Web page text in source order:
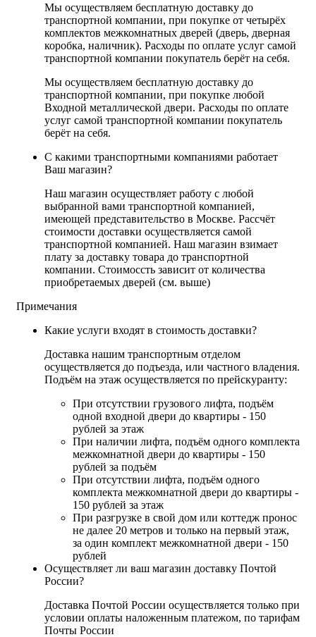
Мы осуществляем бесплатную доставку до
транспортной компании, при покупке от четырёх
комплектов межкомнатных дверей (дверь, дверная
коробка, наличник). Расходы по оплате услуг самой
транспортной компании покупатель берёт на себя.
Мы осуществляем бесплатную доставку до
транспортной компании, при покупке любой
Входной металлической двери. Расходы по оплате
услуг самой транспортной компании покупатель
берёт на себя.
С какими транспортными компаниями работает
Ваш магазин?
Наш магазин осуществляет работу с любой
выбранной вами транспортной компанией,
имеющей представительство в Москве. Рассчёт
стоимости доставки осуществляется самой
транспортной компанией. Наш магазин взимает
плату за доставку товара до транспортной
компании. Стоимоссть зависит от количества
приобретаемых дверей (см. выше)
Примечания
Какие услуги входят в стоимость доставки?
Доставка нашим транспортным отделом
осуществляется до подъезда, или частного владения.
Подъём на этаж осуществляется по прейскуранту:
При отсутствии грузового лифта, подъём
одной входной двери до квартиры - 150
рублей за этаж
При наличии лифта, подъём одного комплекта
межкомнатной двери до квартиры - 150
рублей за подъём
При отсутствии лифта, подъём одного
комплекта межкомнатной двери до квартиры -
150 рублей за этаж
При разгрузке в свой дом или коттедж пронос
не далее 20 метров и только на первый этаж,
за один комплект межкомнатной двери - 150
рублей
Осуществляет ли ваш магазин доставку Почтой
России?
Доставка Почтой России осуществляется только при
условии оплаты наложенным платежом, по тарифам
Почты России